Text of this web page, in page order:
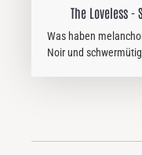
The Loveless -
Was haben
Noir und